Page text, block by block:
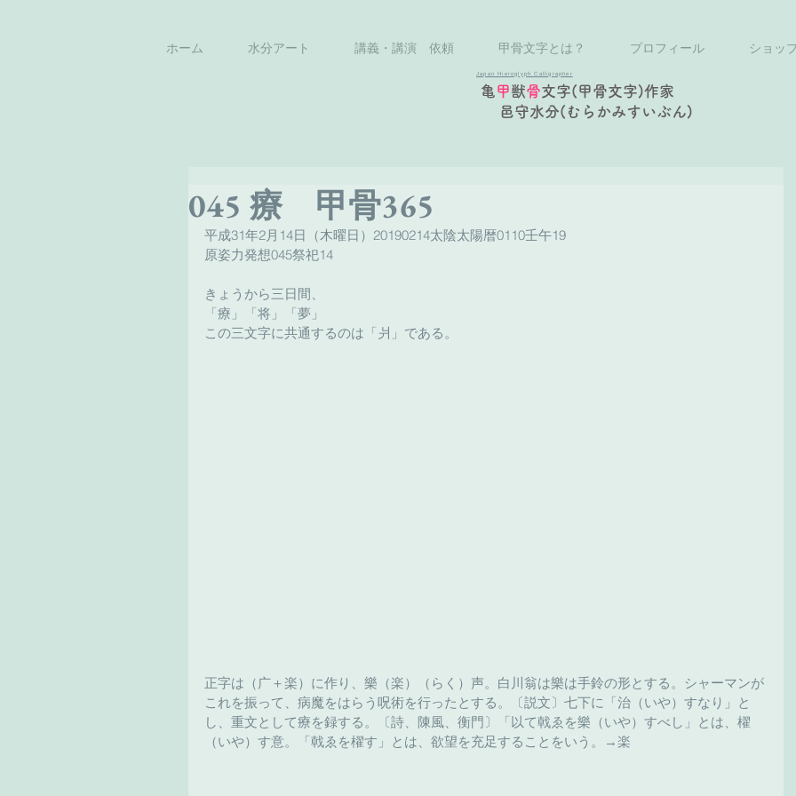
ホーム 水分アート 講義・講演 依頼 甲骨文字とは？ プロフィール ショッ
Japan Hieroglyph Calligrapher
亀 甲獣骨文字(甲骨文字)作家
邑守水分(むらかみすいぶん)
045 療 甲骨365
平成31年2月14日（木曜日）20190214太陰太陽暦0110壬午19
原姿力発想045祭祀14
きょうから三日間、
「療」「将」「夢」
この三文字に共通するのは「爿」である。
正字は（广＋楽）に作り、樂（楽）（らく）声。白川翁は樂は手鈴の形とする。シャーマンが
これを振って、病魔をはらう呪術を行ったとする。〔説文〕七下に「治（いや）すなり」と
し、重文として療を録する。〔詩、陳風、衡門〕「以て戟ゑを樂（いや）すべし」とは、櫂
（いや）す意。「戟ゑを櫂す」とは、欲望を充足することをいう。→楽